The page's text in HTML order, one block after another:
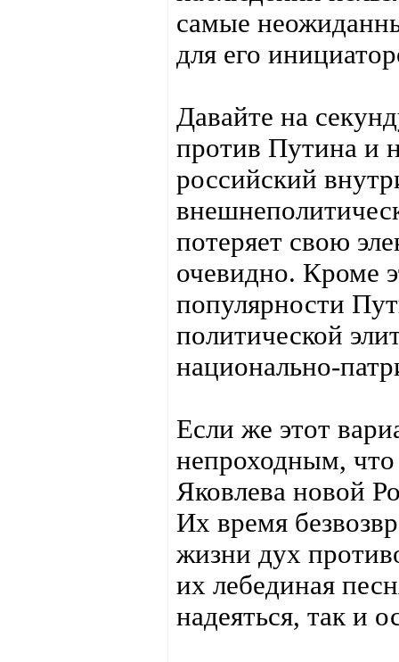
самые
для его
Давайте на
против Путина и
российский
потеряет свою
очевидно. Кроме
популярности
политической
национально-
Если же этот
непроходным,
Яковлева новой
Их время
жизни дух
их лебединая
надеяться, так и